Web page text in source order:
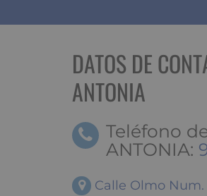
DATOS DE
ANTONIA
Teléfono
ANTONIA:
Calle Olmo Num.